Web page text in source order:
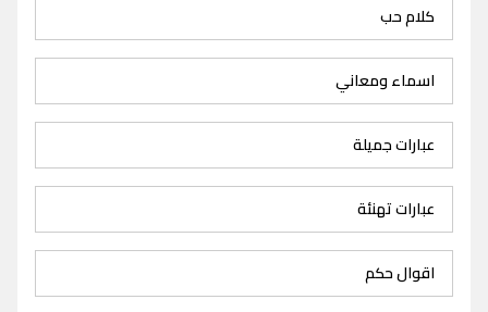
كلام حب
اسماء ومعاني
عبارات جميلة
عبارات تهنئة
اقوال حكم